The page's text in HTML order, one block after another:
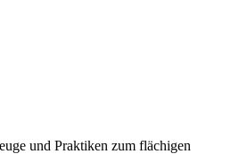
und Praktiken zum flächigen